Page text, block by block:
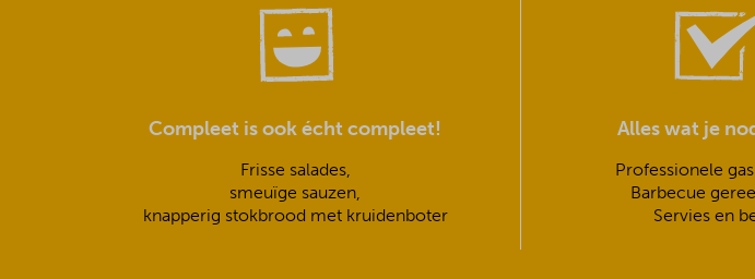
Compleet is ook écht compleet!
Frisse salades,
smeuïge sauzen,
knapperig stokbrood met kruidenboter
Alles wat je
Professionele
Barbecue
Servies en